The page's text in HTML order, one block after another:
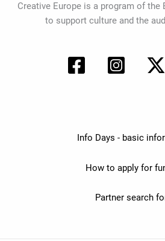
Creative Europe is a program of the
to support culture and the
Info Days - basic
How to apply for
Partner search